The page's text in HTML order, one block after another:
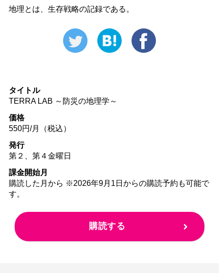
地理とは、生存戦略の記録である。
タイトル
TERRA LAB ～防災の地理学～
価格
550円/月（税込）
発行
第２、第４金曜日
課金開始月
購読した月から ※2026年9月1日からの購読予約も可能で
す。
購読する